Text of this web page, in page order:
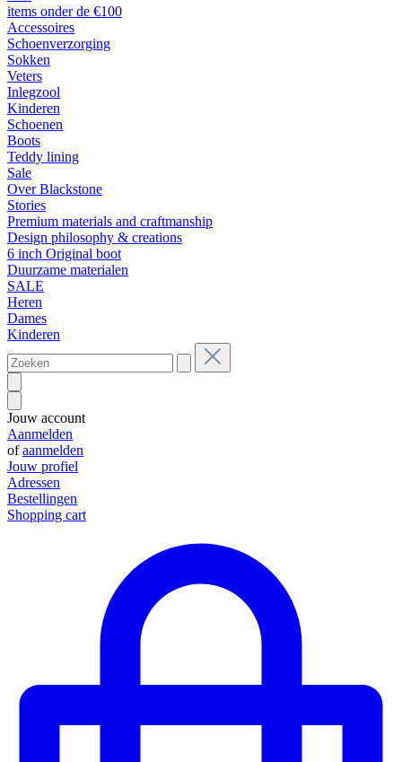
items onder de €100
Accessoires
Schoenverzorging
Sokken
Veters
Inlegzool
Kinderen
Schoenen
Boots
Teddy lining
Sale
Over Blackstone
Stories
Premium materials and craftmanship
Design philosophy & creations
6 inch Original boot
Duurzame materialen
SALE
Heren
Dames
Kinderen
Jouw account
Aanmelden
ofaanmelden
Jouw profiel
Adressen
Bestellingen
Shopping cart